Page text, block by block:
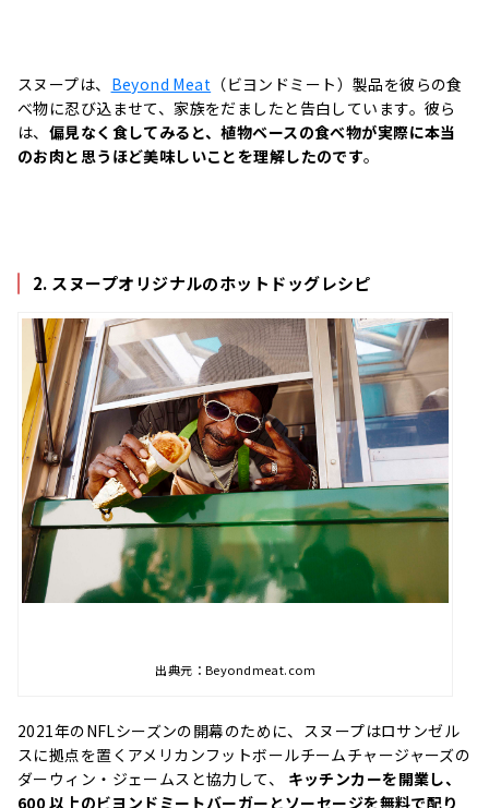
スヌープは、 Beyond Meat （ビヨンドミート）製品を彼らの食
べ物に忍び込ませて、家族をだましたと告白しています。彼ら
は、 偏見なく食してみると、植物ベースの食べ物が実際に本当
のお肉と思うほど美味しいことを理解したのです。
2. スヌープオリジナルのホットドッグレシピ
出典元：Beyondmeat.com
2021年のNFLシーズンの開幕のために、スヌープはロサンゼル
スに拠点を置くアメリカンフットボールチームチャージャーズの
ダーウィン・ジェームスと協力して、 キッチンカーを開業し、
600 以上のビヨンドミートバーガーとソーセージを無料で配り